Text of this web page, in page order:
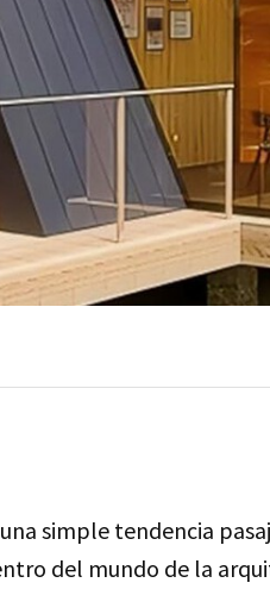
simple tendencia
del mundo de la